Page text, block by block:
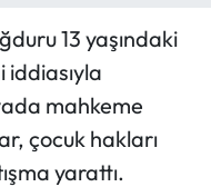
13 yaşındaki
mahkeme
çocuk hakları
yarattı.